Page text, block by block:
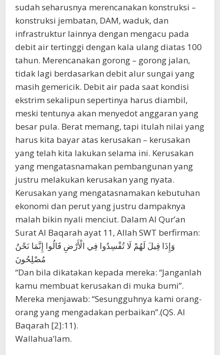
sudah seharusnya merencanakan konstruksi –
konstruksi jembatan, DAM, waduk, dan
infrastruktur lainnya dengan mengacu pada
debit air tertinggi dengan kala ulang diatas 100
tahun. Merencanakan gorong – gorong jalan,
tidak lagi berdasarkan debit alur sungai yang
masih gemericik. Debit air pada saat kondisi
ekstrim sekalipun sepertinya harus diambil,
meski tentunya akan menyedot anggaran yang
besar pula. Berat memang, tapi itulah nilai yang
harus kita bayar atas kerusakan – kerusakan
yang telah kita lakukan selama ini. Kerusakan
yang mengatasnamakan pembangunan yang
justru melakukan kerusakan yang nyata.
Kerusakan yang mengatasnamakan kebutuhan
ekonomi dan perut yang justru dampaknya
malah bikin nyali menciut. Dalam Al Qur’an
Surat Al Baqarah ayat 11, Allah SWT berfirman:
وَإِذَا قِيلَ لَهُمْ لَا تُفْسِدُوا فِي الْأَرْضِ قَالُوا إِنَّمَا نَحْنُ
مُصْلِحُونَ
“Dan bila dikatakan kepada mereka: “Janganlah
kamu membuat kerusakan di muka bumi”.
Mereka menjawab: “Sesungguhnya kami orang-
orang yang mengadakan perbaikan”.(QS. Al
Baqarah [2]:11).
Wallahua’lam.